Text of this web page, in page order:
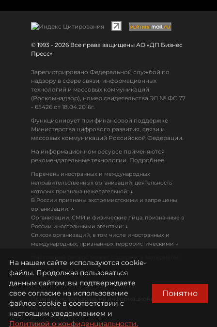
© 1993 - 2026 Все права защищены АО «ДП Бизнес
Пресс»
Зарегистрировано Федеральной службой по
надзору в сфере связи, информационных
технологий и массовых коммуникаций
(Роскомнадзор), номер свидетельства ЭЛ № ФС 77
- 65426 от 18.04.2016г.
Функционирует при финансовой поддержке
Министерства цифрового развития, связи и
массовых коммуникаций Российской Федерации.
На информационном ресурсе применяются
рекомендательные технологии. Подробнее.
Перечень иностранных и международных
неправительственных организаций, деятельность
которых признана нежелательной: ↓
В России признаны экстремистскими и запрещены
организации: ↓
Организации, СМИ и физические лица, признанные в
России иностранными агентами: ↓
Список организаций, в том числе иностранных и
международных, признанных террористическими ↓
18+
Политика конфиденциальности
Правила использования информационных
материалов
Охрана труда
На нашем сайте используются cookie-
файлы. Продолжая пользоваться
данным сайтом, вы подтверждаете
свое согласие на использование
файлов cookie в соответствии с
настоящим уведомлением и
Политикой о конфиденциальности.
Понятно